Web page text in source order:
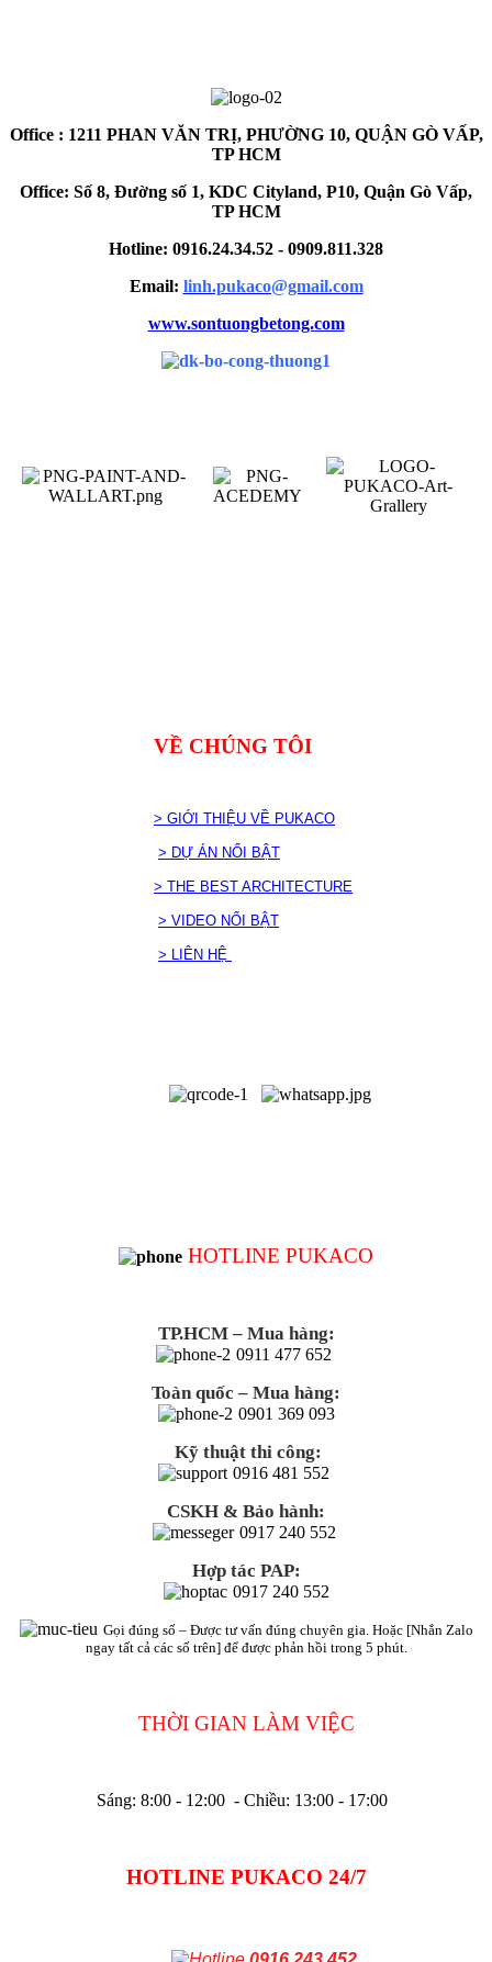
Office : 1211 PHAN VĂN TRỊ, PHƯỜNG 10, QUẬN GÒ VẤP,
TP HCM
Office: Số 8, Đường số 1, KDC Cityland, P10, Quận Gò Vấp,
TP HCM
Hotline: 0916.24.34.52 - 0909.811.328
Email: linh.pukaco@gmail.com
www.sontuongbetong.com
VỀ CHÚNG TÔI
> GIỚI THIỆU VỀ PUKACO
> DỰ ÁN NỔI BẬT
> THE BEST ARCHITECTURE
> VIDEO NỔI BẬT
> LIÊN HỆ
HOTLINE PUKACO
TP.HCM – Mua hàng:
0911 477 652
Toàn quốc – Mua hàng:
0901 369 093
Kỹ thuật thi công:
0916 481 552
CSKH & Bảo hành:
0917 240 552
Hợp tác PAP:
0917 240 552
Gọi đúng số – Được tư vấn đúng chuyên gia. Hoặc [Nhắn Zalo
ngay tất cả các số trên] để được phản hồi trong 5 phút.
THỜI GIAN LÀM VIỆC
Sáng: 8:00 - 12:00 - Chiều: 13:00 - 17:00
HOTLINE PUKACO 24/7